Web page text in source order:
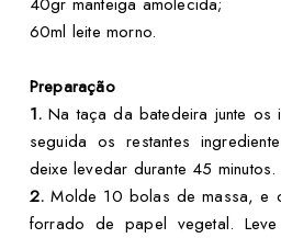
60ml leite morno.
Preparação
1. Na taça da batedeira junte os
seguida os restantes
deixe levedar durante 45 minutos.
2. Molde 10 bolas de massa, e
forrado de papel vegetal.